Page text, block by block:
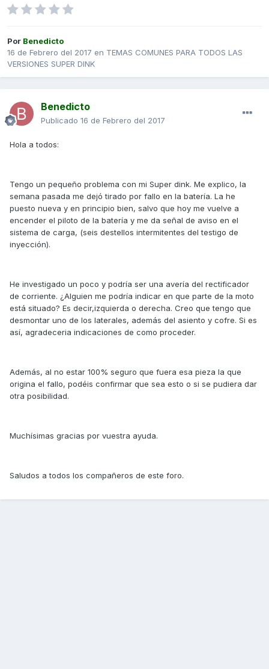
Por Benedicto
16 de Febrero del 2017 en TEMAS COMUNES PARA TODOS LAS
VERSIONES SUPER DINK
Benedicto
Publicado 16 de Febrero del 2017
Hola a todos:
Tengo un pequeño problema con mi Super dink. Me explico, la
semana pasada me dejó tirado por fallo en la batería. La he
puesto nueva y en principio bien, salvo que hoy me vuelve a
encender el piloto de la batería y me da señal de aviso en el
sistema de carga, (seis destellos intermitentes del testigo de
inyección).
He investigado un poco y podría ser una avería del rectificador
de corriente. ¿Alguien me podría indicar en que parte de la moto
está situado? Es decir,izquierda o derecha. Creo que tengo que
desmontar uno de los laterales, además del asiento y cofre. Si es
así, agradeceria indicaciones de como proceder.
Además, al no estar 100% seguro que fuera esa pieza la que
origina el fallo, podéis confirmar que sea esto o si se pudiera dar
otra posibilidad.
Muchísimas gracias por vuestra ayuda.
Saludos a todos los compañeros de este foro.